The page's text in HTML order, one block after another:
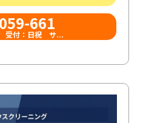
661
受付：日祝 サ...